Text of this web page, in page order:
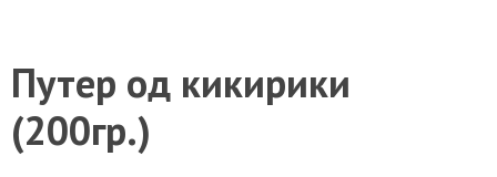
Путер од кикирики
(200гр.)